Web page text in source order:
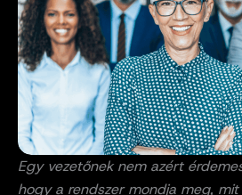
Egy vezetőnek nem azért
hogy a rendszer mondja meg,